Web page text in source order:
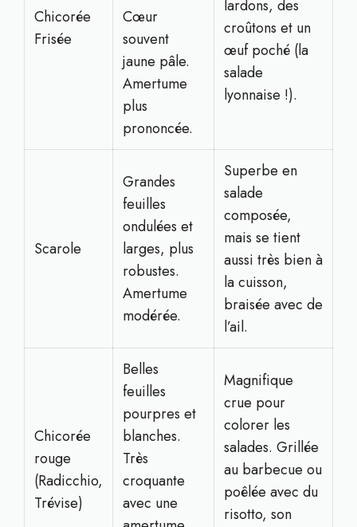
Chicorée
Frisée
Cœur
souvent
jaune pâle.
Amertume
plus
prononcée.
lardons, des
croûtons et un
œuf poché (la
salade
lyonnaise !).
Scarole
Grandes
feuilles
ondulées et
larges, plus
robustes.
Amertume
modérée.
Superbe en
salade
composée,
mais se tient
aussi très bien à
la cuisson,
braisée avec de
l’ail.
Chicorée
rouge
(Radicchio,
Trévise)
Belles
feuilles
pourpres et
blanches.
Très
croquante
avec une
Magnifique
crue pour
colorer les
salades. Grillée
au barbecue ou
poêlée avec du
risotto, son